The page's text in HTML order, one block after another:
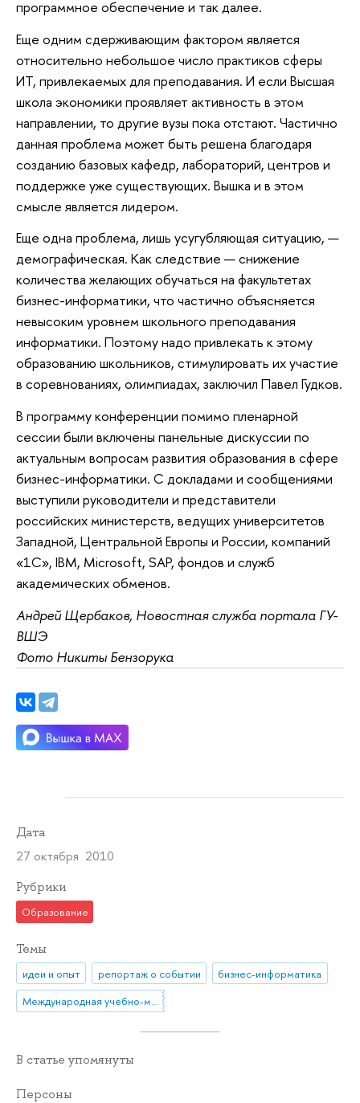
программное обеспечение и так далее.
Еще одним сдерживающим фактором является
относительно небольшое число практиков сферы
ИТ, привлекаемых для преподавания. И если Высшая
школа экономики проявляет активность в этом
направлении, то другие вузы пока отстают. Частично
данная проблема может быть решена благодаря
созданию базовых кафедр, лабораторий, центров и
поддержке уже существующих. Вышка и в этом
смысле является лидером.
Еще одна проблема, лишь усугубляющая ситуацию, —
демографическая. Как следствие — снижение
количества желающих обучаться на факультетах
бизнес-информатики, что частично объясняется
невысоким уровнем школьного преподавания
информатики. Поэтому надо привлекать к этому
образованию школьников, стимулировать их участие
в соревнованиях, олимпиадах, заключил Павел Гудков.
В программу конференции помимо пленарной
сессии были включены панельные дискуссии по
актуальным вопросам развития образования в сфере
бизнес-информатики. С докладами и сообщениями
выступили руководители и представители
российских министерств, ведущих университетов
Западной, Центральной Европы и России, компаний
«1С», IBM, Microsoft, SAP, фондов и служб
академических обменов.
Андрей Щербаков, Новостная служба портала ГУ-
ВШЭ
Фото Никиты Бензорука
Дата
27 октября 2010
Рубрики
Образование
Темы
идеи и опыт репортаж о событии
бизнес-информатика
Международная учебно-методическая конференция "Теория и практика преподавания бизнес-информатики: достижения, проблемы и перспективы развития"
В статье упомянуты
Персоны